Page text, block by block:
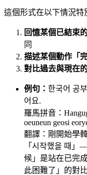
這個形式在以下情況特
回憶某個已結束
同
描述某個動作「
對比過去與現在
例句： 한국어 공
어요.
羅馬拼音：
oeuneun geosi
翻譯：剛開始學
「시작했을 때
候」是站在已完
此困難了」的對